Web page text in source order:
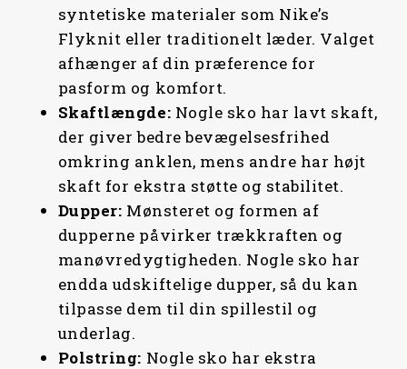
syntetiske materialer som Nike’s
Flyknit eller traditionelt læder. Valget
afhænger af din præference for
pasform og komfort.
Skaftlængde: Nogle sko har lavt skaft,
der giver bedre bevægelsesfrihed
omkring anklen, mens andre har højt
skaft for ekstra støtte og stabilitet.
Dupper: Mønsteret og formen af
dupperne påvirker trækkraften og
manøvredygtigheden. Nogle sko har
endda udskiftelige dupper, så du kan
tilpasse dem til din spillestil og
underlag.
Polstring: Nogle sko har ekstra